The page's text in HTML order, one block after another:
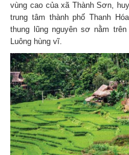
vùng cao của xã Thành Sơn,
trung tâm thành phố Thanh
thung lũng nguyên sơ nằm
Luông hùng vĩ.